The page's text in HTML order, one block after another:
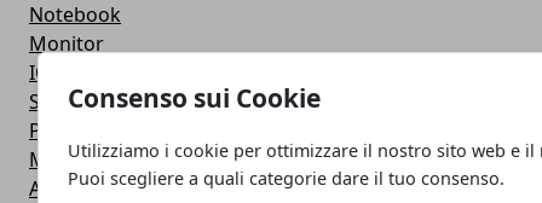
Consenso sui Cookie
Utilizziamo i cookie per ottimizzare il nostro sito web e il
Puoi scegliere a quali categorie dare il tuo consenso.
Notebook
Monitor
IOS
Smartwatch
Power Bank
Mouse e Tastiera
Apple